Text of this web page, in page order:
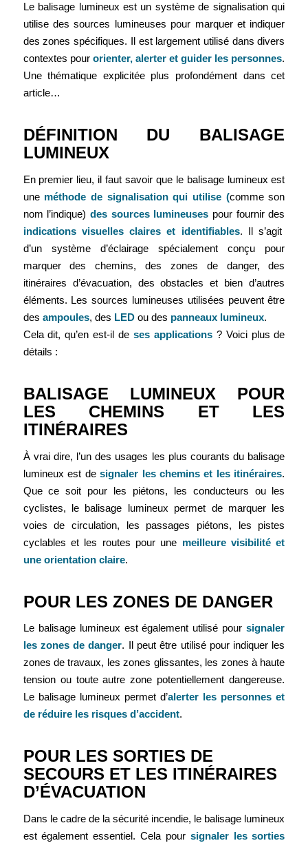
Le balisage lumineux est un système de signalisation qui
utilise des sources lumineuses pour marquer et indiquer
des zones spécifiques. Il est largement utilisé dans divers
contextes pourorienter, alerter et guider les personnes.
Une thématique explicitée plus profondément dans cet
article…
DÉFINITION DU BALISAGE
LUMINEUX
En premier lieu, il faut savoir que le balisage lumineux est
une méthode de signalisation qui utilise (comme son
nom l’indique) des sources lumineuses pour fournir des
indications visuelles claires et identifiables. Il s’agit
d’un système d’éclairage spécialement conçu pour
marquer des chemins, des zones de danger, des
itinéraires d’évacuation, des obstacles et bien d’autres
éléments. Les sources lumineuses utilisées peuvent être
des ampoules, des LEDou des panneaux lumineux.
Cela dit, qu’en est-il de ses applications? Voici plus de
détails :
BALISAGE LUMINEUX POUR
LES CHEMINS ET LES
ITINÉRAIRES
À vrai dire, l’un des usages les plus courants du balisage
lumineux est designaler les chemins et les itinéraires.
Que ce soit pour les piétons, les conducteurs ou les
cyclistes, le balisage lumineux permet de marquer les
voies de circulation, les passages piétons, les pistes
cyclables et les routes pour une meilleure visibilité et
une orientation claire.
POUR LES ZONES DE DANGER
Le balisage lumineux est également utilisé pour signaler
les zones de danger. Il peut être utilisé pour indiquer les
zones de travaux, les zones glissantes, les zones à haute
tension ou toute autre zone potentiellement dangereuse.
Le balisage lumineux permet d’alerter les personnes et
de réduire les risques d’accident.
POUR LES SORTIES DE
SECOURS ET LES ITINÉRAIRES
D’ÉVACUATION
Dans le cadre de la sécurité incendie, le balisage lumineux
est également essentiel. Cela poursignaler les sorties